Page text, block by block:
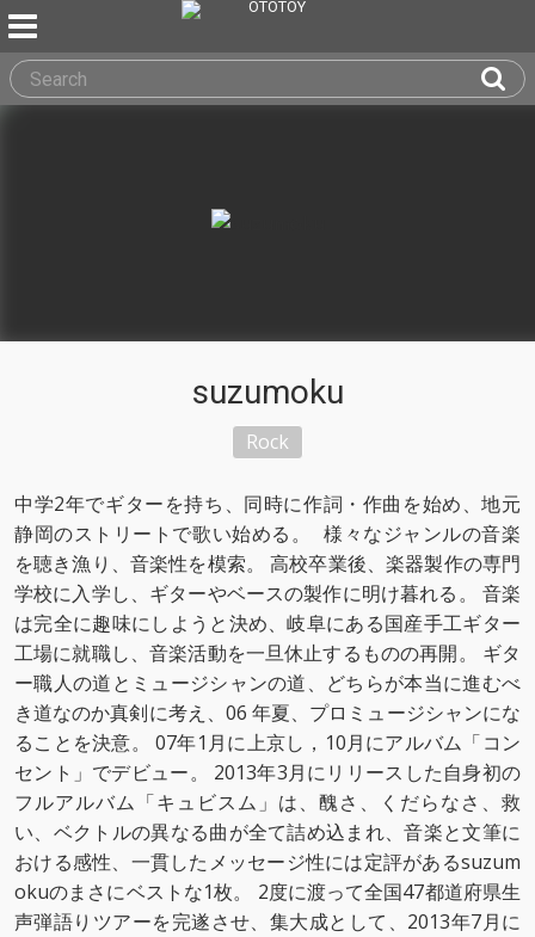
suzumoku
Rock
中学2年でギターを持ち、同時に作詞・作曲を始め、地元
静岡のストリートで歌い始める。 様々なジャンルの音楽
を聴き漁り、音楽性を模索。 高校卒業後、楽器製作の専門
学校に入学し、ギターやベースの製作に明け暮れる。 音楽
は完全に趣味にしようと決め、岐阜にある国産手工ギター
工場に就職し、音楽活動を一旦休止するものの再開。 ギタ
ー職人の道とミュージシャンの道、どちらが本当に進むべ
き道なのか真剣に考え、06 年夏、プロミュージシャンにな
ることを決意。 07年1月に上京し，10月にアルバム「コン
セント」でデビュー。 2013年3月にリリースした自身初の
フルアルバム「キュビスム」は、醜さ、くだらなさ、救
い、ベクトルの異なる曲が全て詰め込まれ、音楽と文筆に
おける感性、一貫したメッセージ性には定評があるsuzum
okuのまさにベストな1枚。 2度に渡って全国47都道府県生
声弾語りツアーを完遂させ、集大成として、2013年7月に